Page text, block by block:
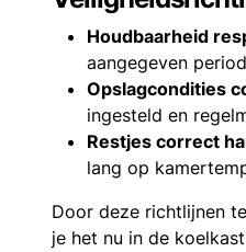
Houdbaarheid
aangegeven
Opslagcondities
ingesteld en
Restjes correct
lang op
Door deze richtlijnen
je het nu in de